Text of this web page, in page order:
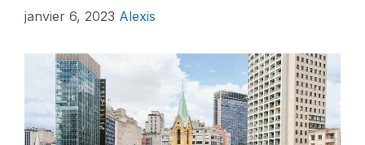
janvier 6, 2023 Alexis